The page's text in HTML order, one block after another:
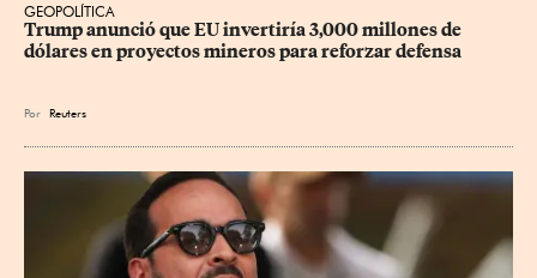
GEOPOLÍTICA
Trump anunció que EU invertiría 3,000 millones de
dólares en proyectos mineros para reforzar defensa
Por Reuters